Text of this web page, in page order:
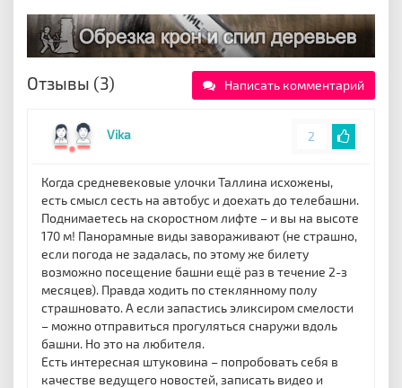
Отзывы (3) Написать комментарий
Vika 2
Когда средневековые улочки Таллина исхожены,
есть смысл сесть на автобус и доехать до телебашни.
Поднимаетесь на скоростном лифте – и вы на высоте
170 м! Панорамные виды завораживают (не страшно,
если погода не задалась, по этому же билету
возможно посещение башни ещё раз в течение 2-з
месяцев). Правда ходить по стеклянному полу
страшновато. А если запастись эликсиром смелости
– можно отправиться прогуляться снаружи вдоль
башни. Но это на любителя.
Есть интересная штуковина – попробовать себя в
качестве ведущего новостей, записать видео и